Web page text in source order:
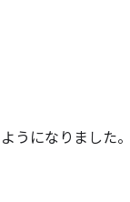
うになりました。